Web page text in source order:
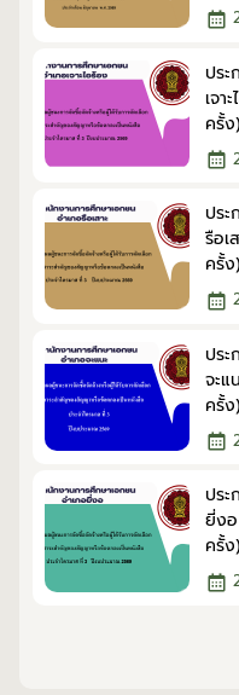
ประ
เจ
ครั้ง)
ประ
รือ
ครั้ง)
ประ
จะ
ครั้ง)
ประ
ยี่ง
ครั้ง)